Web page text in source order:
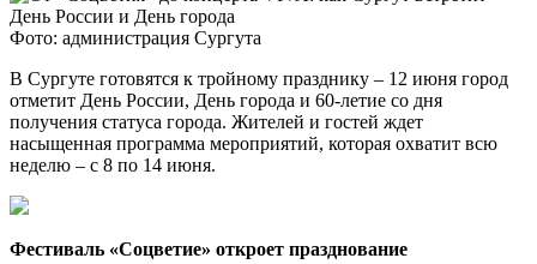
Фото: администрация Сургута
В Сургуте готовятся к тройному празднику – 12 июня город
отметит День России, День города и 60-летие со дня
получения статуса города. Жителей и гостей ждет
насыщенная программа мероприятий, которая охватит всю
неделю – с 8 по 14 июня.
Фестиваль «Соцветие» откроет празднование